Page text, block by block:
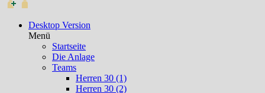
Desktop Version
Menü
Startseite
Die Anlage
Teams
Herren 30 (1)
Herren 30 (2)